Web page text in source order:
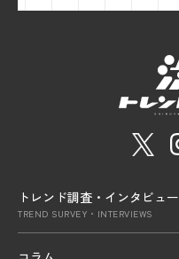
トレンド調査・インタビュー
TREND SURVEY・INTERVIEWS